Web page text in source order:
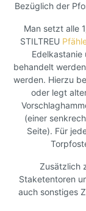
Bezüglich der
Man setzt alle
STILTREU
behandelt
werden. Hierzu
oder legt
(einer
Seite). Für
Zusätzlich
Staketentoren
auch sonstiges